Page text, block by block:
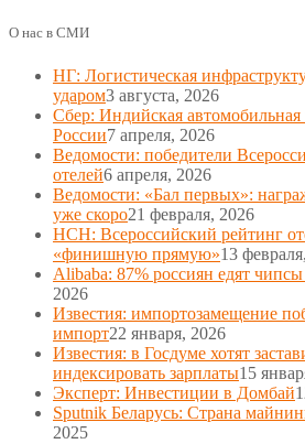
О нас в СМИ
НГ: Логистическая
ударом3 августа, 2026
Сбер: Индийская
России7 апреля, 2026
Ведомости: победители
отелей6 апреля, 2026
Ведомости: «Бал первых»:
уже скоро21 февраля, 2026
НСН: Всероссийский рейтинг
«финишную прямую»13
Alibaba: 87% россиян едят чипсы
2026
Известия: импортозамещение
импорт22 января, 2026
Известия: в Госдуме хотят
индексировать зарплаты15
Эксперт: Инвестиции в Домбай
Sputnik Беларусь: Страна
2025